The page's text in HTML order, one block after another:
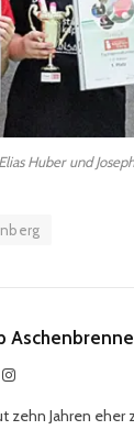
Huber und
Instagram
zehn Jahren eher